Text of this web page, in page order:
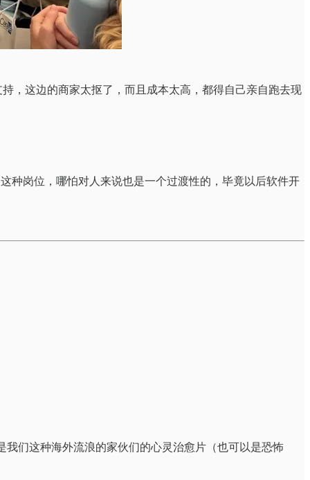
，这边的商家太抠了，而且成本太高，都得自己亲自跑去现
种岗位，哪怕对人来说也是一个过渡性的，毕竟以后软件开
们这种海外流浪的家伙们的心灵治愈片（也可以是恐怖